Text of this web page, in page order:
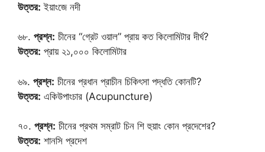
উত্তর: ইয়াংজে নদী
৬৮. প্রশ্ন: চীনের “গ্রেট ওয়াল” প্রায় কত কিলোমিটার দীর্ঘ?
উত্তর: প্রায় ২১,০০০ কিলোমিটার
৬৯. প্রশ্ন: চীনের প্রধান প্রাচীন চিকিৎসা পদ্ধতি কোনটি?
উত্তর: একিউপাংচার (Acupuncture)
৭০. প্রশ্ন: চীনের প্রথম সম্রাট চিন শি হুয়াং কোন প্রদেশের?
উত্তর: শানসি প্রদেশ